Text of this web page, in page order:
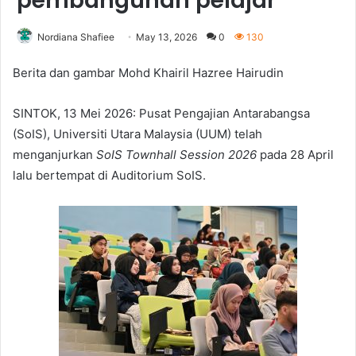
Nordiana Shafiee May 13, 2026 0 130
Berita dan gambar Mohd Khairil Hazree Hairudin
SINTOK, 13 Mei 2026: Pusat Pengajian Antarabangsa
(SoIS), Universiti Utara Malaysia (UUM) telah
menganjurkan SoIS Townhall Session 2026 pada 28 April
lalu bertempat di Auditorium SoIS.